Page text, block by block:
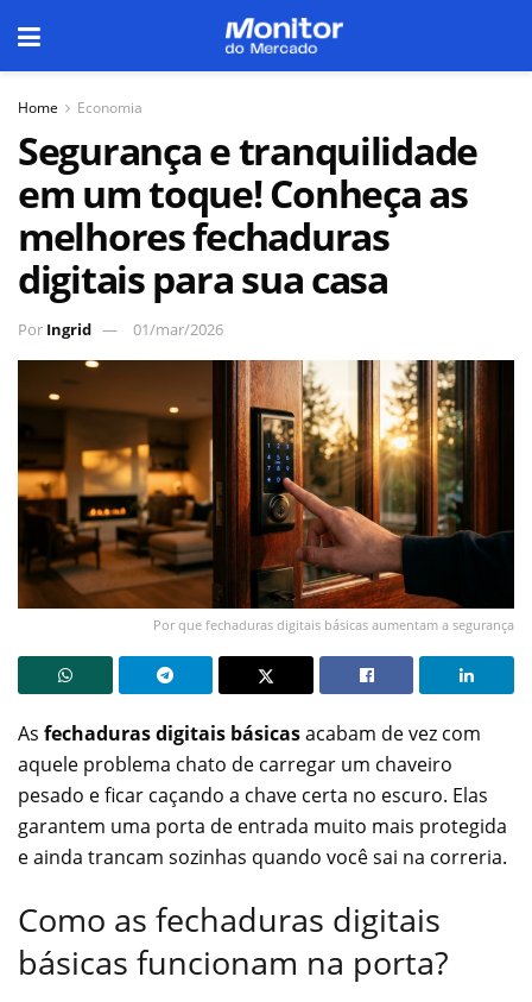
Home Economia
Segurança e tranquilidade
em um toque! Conheça as
melhores fechaduras
digitais para sua casa
Por Ingrid 01/mar/2026
Por que fechaduras digitais básicas aumentam a segurança
As fechaduras digitais básicasacabam de vez com
aquele problema chato de carregar um chaveiro
pesado e ficar caçando a chave certa no escuro. Elas
garantem uma porta de entrada muito mais protegida
e ainda trancam sozinhas quando você sai na correria.
Como as fechaduras digitais
básicas funcionam na porta?